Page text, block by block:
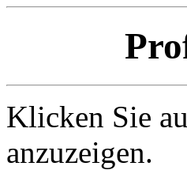
Klicken Sie
anzuzeigen.